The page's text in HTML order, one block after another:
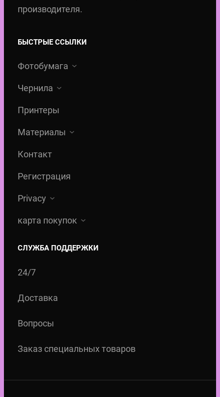
производителя.
БЫСТРЫЕ ССЫЛКИ
Фотобумага
Чернила
Принтеры
Материалы
Контакт
Регистрация
Privacy
карта покупок
СЛУЖБА ПОДДЕРЖКИ
24/7
Доставка
Вопросы
Заказ специальных товаров